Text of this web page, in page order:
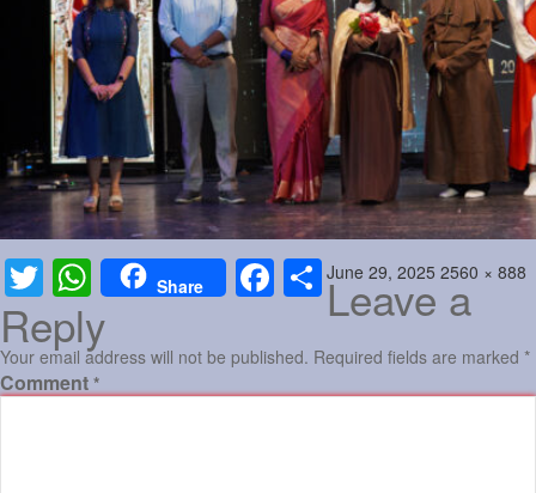
Sports
Jwala
Classifieds
Law
Twitter WhatsAppShare Facebook
Share
Posted
June 29, 2025 Full
size
2560 × 888
Leave a
Reply
Your email address will not be published. Required fields are marked *
Comment *